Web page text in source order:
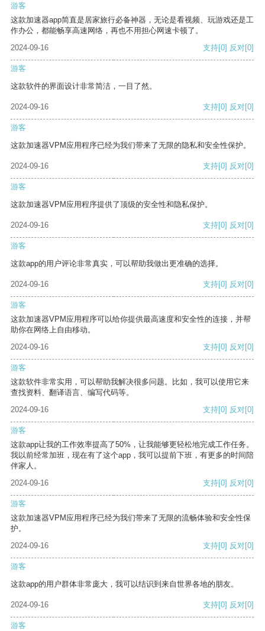
游客
这款加速器app简直是居家旅行必备神器，无论是看视频、玩游戏还是工
作办公，都能畅享高速网络，再也不用担心网速卡顿了。
2024-09-16
支持[0] 反对[0]
游客
这款软件的界面设计非常简洁，一目了然。
2024-09-16 支持[0] 反对[0]
游客
这款加速器VPM应用程序已经为我们带来了无限的隐私和安全性保护。
2024-09-16 支持[0] 反对[0]
游客
这款加速器VPM应用程序提供了顶级的安全性和隐私保护。
2024-09-16 支持[0] 反对[0]
游客
这款app的用户评论非常真实，可以帮助我做出更准确的选择。
2024-09-16 支持[0] 反对[0]
游客
这款加速器VPM应用程序可以给你提供最高速度和安全性的连接，并帮
助你在网络上自由移动。
2024-09-16
支持[0] 反对[0]
游客
这款软件非常实用，可以帮助我解决很多问题。比如，我可以使用它来
查找资料、翻译语言、编写代码等。
2024-09-16
支持[0] 反对[0]
游客
这款app让我的工作效率提高了50%，让我能够更轻松地完成工作任务。
我以前经常加班，现在有了这个app，我可以提前下班，有更多的时间陪
伴家人。
2024-09-16
支持[0] 反对[0]
游客
这款加速器VPM应用程序已经为我们带来了无限的流畅体验和安全性保
护。
2024-09-16
支持[0] 反对[0]
游客
这款app的用户群体非常庞大，我可以结识到来自世界各地的朋友。
2024-09-16 支持[0] 反对[0]
游客